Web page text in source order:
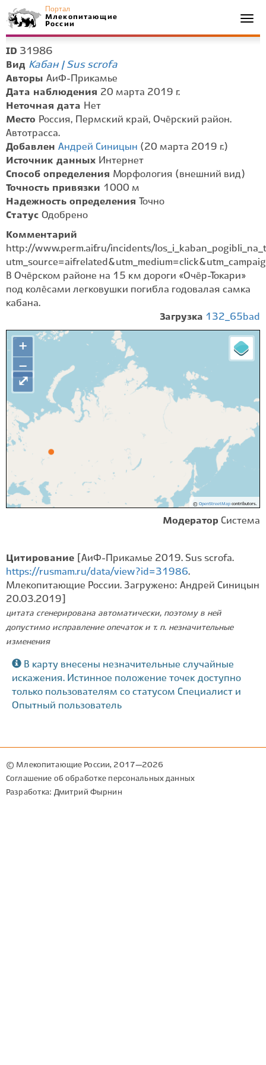
Портал
Млекопитающие
России
ID 31986
Вид Кабан | Sus scrofa
Авторы АиФ-Прикамье
Дата наблюдения 20 марта 2019 г.
Неточная дата Нет
Место Россия, Пермский край, Очёрский район.
Автотрасса.
Добавлен Андрей Синицын (20 марта 2019 г.)
Источник данных Интернет
Способ определения Морфология (внешний вид)
Точность привязки 1000 м
Надежность определения
Точно
Статус Одобрено
Комментарий
http://www.perm.aif.ru/incidents/
В Очёрском районе на 15 км дороги «Очёр-Токари»
под колёсами легковушки погибла годовалая самка
кабана.
Загрузка 132_65bad
+
−
© OpenStreetMapcontributors.
⤢
Модератор Система
Цитирование
[АиФ-Прикамье 2019. Sus scrofa.
https://rusmam.ru/data/view?id=31986.
Млекопитающие России. Загружено: Андрей Синицын
20.03.2019]
цитата сгенерирована автоматически, поэтому в ней
допустимо исправление опечаток и т. п. незначительные
изменения
В карту внесены незначительные случайные
искажения. Истинное положение точек доступно
только пользователям со статусом Специалист и
Опытный пользователь
© Млекопитающие России, 2017—2026
Соглашение об обработке персональных данных
Разработка: Дмитрий Фырнин